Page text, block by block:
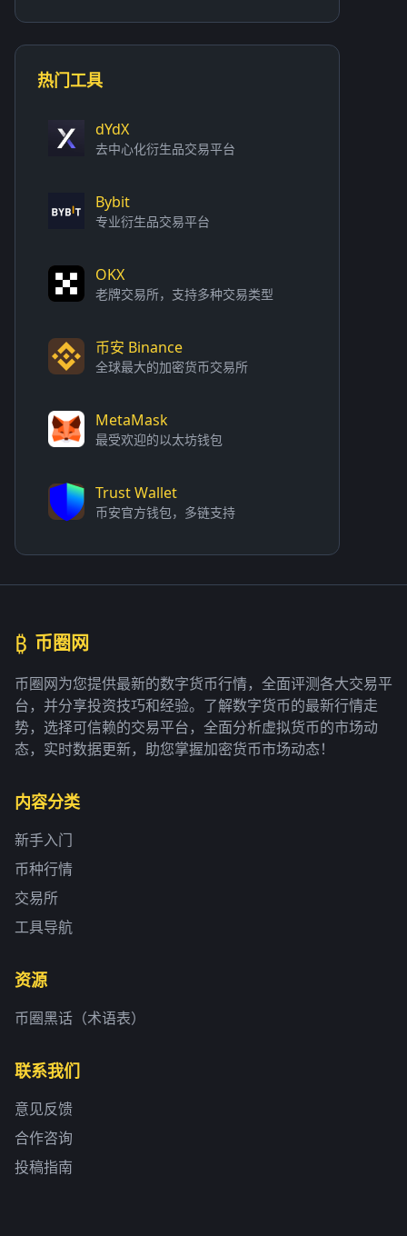
热门工具
dYdX
去中心化衍生品交易平台
Bybit
专业衍生品交易平台
OKX
老牌交易所，支持多种交易类型
币安 Binance
全球最大的加密货币交易所
MetaMask
最受欢迎的以太坊钱包
Trust Wallet
币安官方钱包，多链支持
₿ 币圈网
币圈网为您提供最新的数字货币行情，全面评测各大交易平
台，并分享投资技巧和经验。了解数字货币的最新行情走
势，选择可信赖的交易平台，全面分析虚拟货币的市场动
态，实时数据更新，助您掌握加密货币市场动态！
内容分类
新手入门
币种行情
交易所
工具导航
资源
币圈黑话（术语表）
联系我们
意见反馈
合作咨询
投稿指南